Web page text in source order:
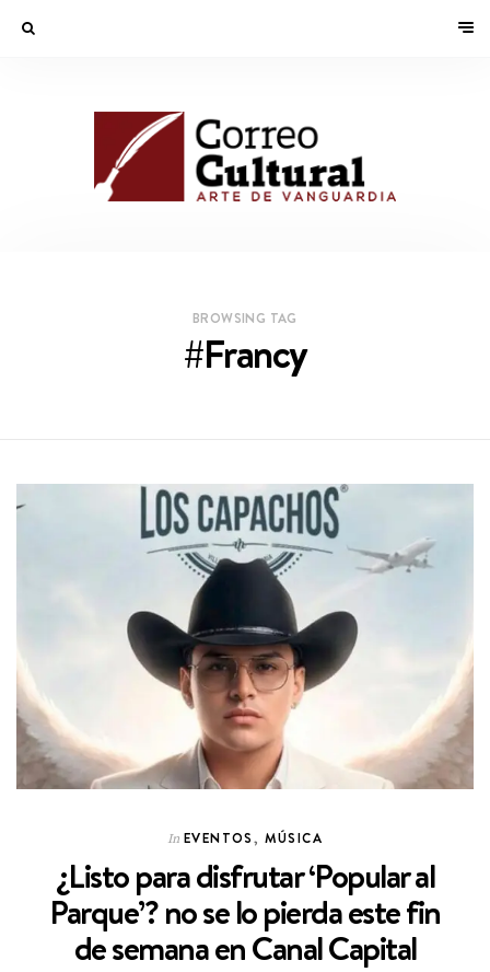
BROWSING TAG
#Francy
In EVENTOS, MÚSICA
¿Listo para disfrutar ‘Popular al
Parque’? no se lo pierda este fin
de semana en Canal Capital